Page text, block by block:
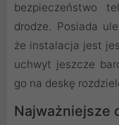
bezpieczeństwo
drodze. Posiada
że instalacja jest
uchwyt jeszcze
go na deskę
Najważniejsze